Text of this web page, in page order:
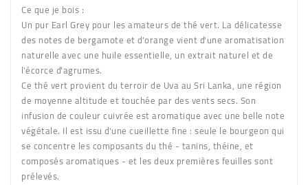
Ce que je bois :
Un pur Earl Grey pour les amateurs de thé vert. La délicatesse
des notes de bergamote et d'orange vient d'une aromatisation
naturelle avec une huile essentielle, un extrait naturel et de
l'écorce d'agrumes.
Ce thé vert provient du terroir de Uva au Sri Lanka, une région
de moyenne altitude et touchée par des vents secs. Son
infusion de couleur cuivrée est aromatique avec une belle note
végétale. Il est issu d'une cueillette fine : seule le bourgeon qui
se concentre les composants du thé - tanins, théine, et
composés aromatiques - et les deux premières feuilles sont
prélevés.